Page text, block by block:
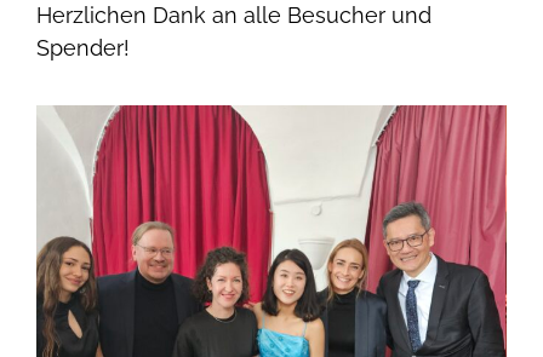
Herzlichen Dank an alle Besucher und
Spender!